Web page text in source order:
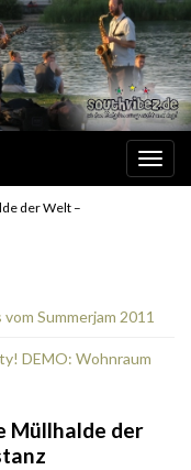
der Welt –
Summerjam 2011
DEMO: Wohnraum
Müllhalde der